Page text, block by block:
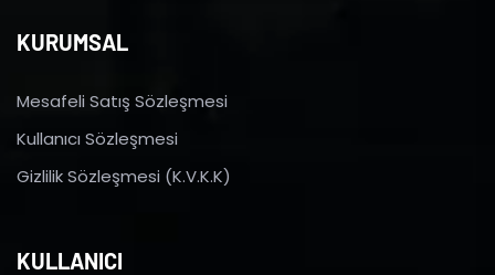
KURUMSAL
Mesafeli Satış Sözleşmesi
Kullanıcı Sözleşmesi
Gizlilik Sözleşmesi (K.V.K.K)
KULLANICI